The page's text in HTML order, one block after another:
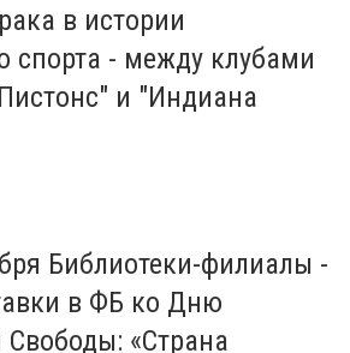
в истории
спорта - между клубами
и "Индиана
Библиотеки-филиалы -
в ФБ ко Дню
«Страна